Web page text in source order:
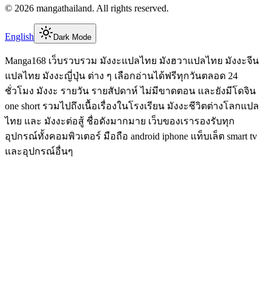
© 2026 mangathailand. All rights reserved.
English Dark Mode
Manga168 เว็บรวบรวม มังงะแปลไทย มังฮวาแปลไทย มังงะจีน
แปลไทย มังงะญี่ปุ่น ต่าง ๆ เลือกอ่านได้ฟรีทุกวันตลอด 24
ชั่วโมง มังงะ รายวัน รายสัปดาห์ ไม่มีขาดตอน และยังมีโดจิน
one short รวมไปถึงเนื้อเรื่องในโรงเรียน มังงะชีวิตต่างโลกแปล
ไทย และ มังงะต่อสู้ ชื่อดังมากมาย เว็บของเรารองรับทุก
อุปกรณ์ทั้งคอมพิวเตอร์ มือถือ android iphone แท็บเล็ต smart tv
และอุปกรณ์อื่นๆ